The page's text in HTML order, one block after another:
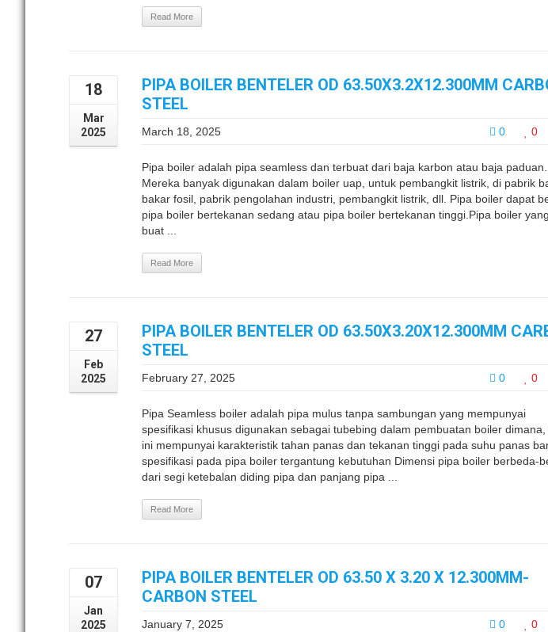
Read More
18
Mar
2025
PIPA BOILER BENTELER OD 63.50X3.2X12.300MM
STEEL
0 0
March 18, 2025
Pipa boiler adalah pipa seamless dan terbuat dari baja karbon atau baja paduan.
Mereka banyak digunakan dalam boiler uap, untuk pembangkit listrik, di pabrik
bakar fosil, pabrik pengolahan industri, pembangkit listrik, dll. Pipa boiler dapat
pipa boiler bertekanan sedang atau pipa boiler bertekanan tinggi.Pipa boiler
buat ...
Read More
27
Feb
2025
PIPA BOILER BENTELER OD 63.50X3.20X12.300MM
STEEL
0 0
February 27, 2025
Pipa Seamless boiler adalah pipa mulus tanpa sambungan yang mempunyai
spesifikasi khusus digunakan sebagai tubebing dalam pembuatan boiler dimana,
ini mempunyai karakteristik tahan panas dan tekanan tinggi pada suhu panas
spesifikasi pada pipa boiler tergantung kebutuhan Dimensi pipa boiler berbeda-
dari segi ketebalan diding pipa dan panjang pipa ...
Read More
07
Jan
2025
PIPA BOILER BENTELER OD 63.50 X 3.20 X 12.300MM-
CARBON STEEL
0 0
January 7, 2025